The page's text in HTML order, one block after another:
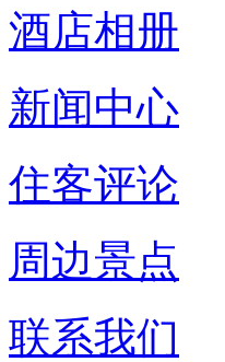
酒店相册
新闻中心
住客评论
周边景点
联系我们